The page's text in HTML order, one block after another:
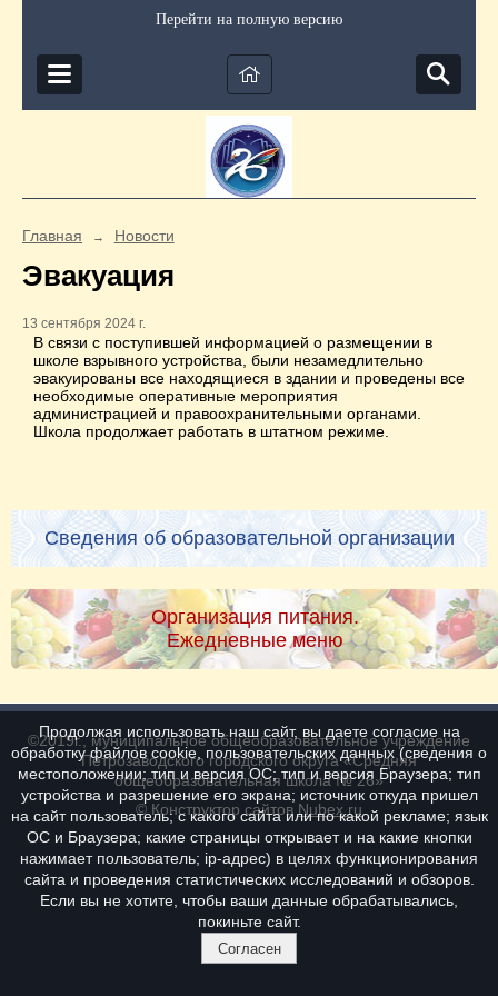
Перейти на полную версию
Главная → Новости
Эвакуация
13 сентября 2024 г.
В связи с поступившей информацией о размещении в
школе взрывного устройства, были незамедлительно
эвакуированы все находящиеся в здании и проведены все
необходимые оперативные мероприятия
администрацией и правоохранительными органами.
Школа продолжает работать в штатном режиме.
Сведения об образовательной организации
Организация питания.
Ежедневные меню
©2019г., муниципальное общеобразовательное учреждение
Петрозаводского городского округа «Средняя
общеобразовательная школа № 26»
© Конструктор сайтов Nubex.ru
Продолжая использовать наш сайт, вы даете согласие на
обработку файлов cookie, пользовательских данных (сведения о
местоположении; тип и версия ОС; тип и версия Браузера; тип
устройства и разрешение его экрана; источник откуда пришел
на сайт пользователь; с какого сайта или по какой рекламе; язык
ОС и Браузера; какие страницы открывает и на какие кнопки
нажимает пользователь; ip-адрес) в целях функционирования
сайта и проведения статистических исследований и обзоров.
Если вы не хотите, чтобы ваши данные обрабатывались,
покиньте сайт.
Согласен